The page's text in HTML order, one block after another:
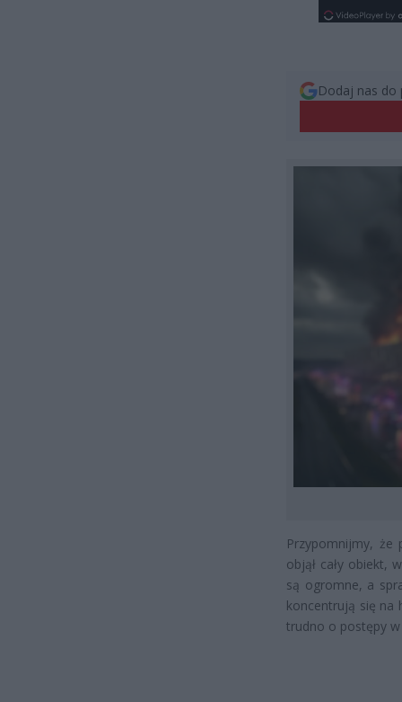
Dodaj nas do
Przypomnijmy, że
objął cały obiekt,
są ogromne, a
koncentrują się na
trudno o postępy